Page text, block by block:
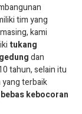
tim yang
kami
tukang
dan
tahun, selain itu
yang terbaik
kebocoran